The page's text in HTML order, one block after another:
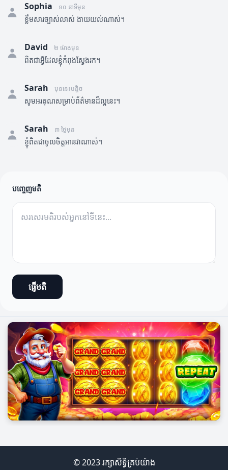
Sophia ១០ នាទីមុន
ខ្លឹមសារច្បាស់លាស់ ងាយយល់ណាស់។
David ២ ម៉ោងមុន
ពិតជាអ្វីដែលខ្ញុំកំពុងស្វែងរក។
Sarah មុននេះបន្តិច
សូមអរគុណសម្រាប់ព័ត៌មានដ៏ល្អនេះ។
Sarah ៣ ថ្ងៃមុន
ខ្ញុំពិតជាចូលចិត្តអានវាណាស់។
បញ្ចេញមតិ
ផ្ញើមតិ
© 2023 រក្សាសិទ្ធិគ្រប់យ៉ាង